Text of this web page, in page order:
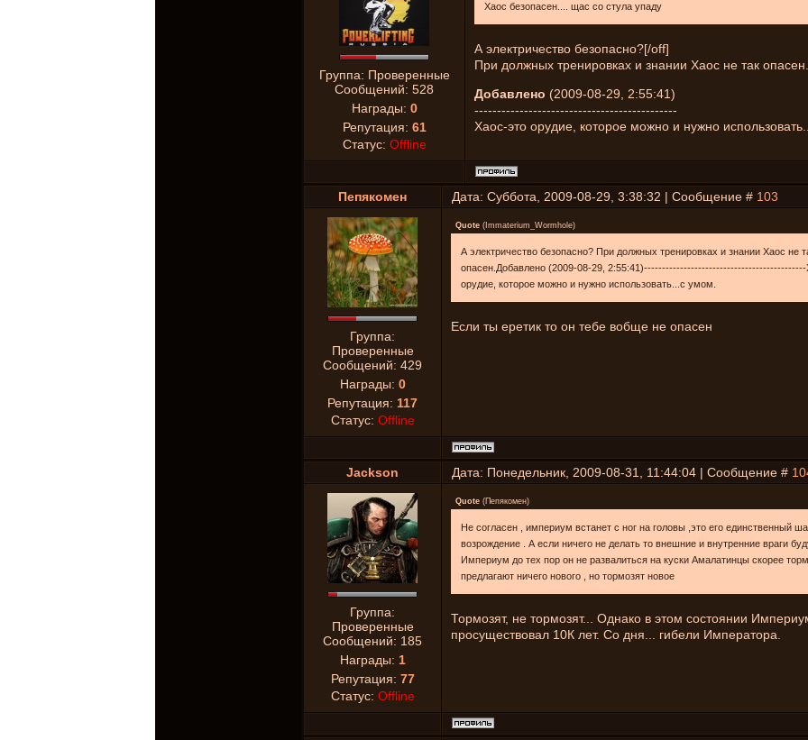
Группа: Проверенные
Сообщений: 528
Награды: 0
Репутация: 61
Статус: Offline
Хаос безопасен.... щас со стула упаду
А электричество безопасно?[/off]
При должных тренировках и знании Хаос не так опасен.
Добавлено (2009-08-29, 2:55:41)
---------------------------------------------
Хаос-это орудие, которое можно и нужно
Пепякомен Дата: Суббота, 2009-08-29, 3:38:32 | Сообщение # 103
Группа:
Проверенные
Сообщений: 429
Награды: 0
Репутация: 117
Статус: Offline
Quote ( Immaterium_Wormhole)
А электричество безопасно? При должных тренировках и знании Хаос не
опасен.Добавлено (2009-08-29, 2:55:41)---------------------------------------------
орудие, которое можно и нужно использовать...с умом.
Если ты еретик то он тебе вобще не опасен
Jackson Дата: Понедельник, 2009-08-31, 11:44:04 | Сообщение #
Группа:
Проверенные
Сообщений: 185
Награды: 1
Репутация: 77
Статус: Offline
Quote (Пепякомен)
Не согласен , империум встанет с ног на головы ,это его единственный
возрождение . А если ничего не делать то внешние и внутренние враги
Империум до тех пор он не развалиться на куски Амалатинцы скорее
предлагают ничего нового , но тормозят новое
Тормозят, не тормозят... Однако в этом состоянии
просуществовал 10К лет. Со дня... гибели Императора.